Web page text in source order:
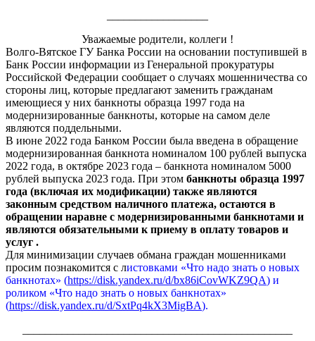
Уважаемые родители, коллеги !
Волго-Вятское ГУ Банка России на основании поступившей в
Банк России информации из Генеральной прокуратуры
Российской Федерации сообщает о случаях мошенничества со
стороны лиц, которые предлагают заменить гражданам
имеющиеся у них банкноты образца 1997 года на
модернизированные банкноты, которые на самом деле
являются поддельными.
В июне 2022 года Банком России была введена в обращение
модернизированная банкнота номиналом 100 рублей выпуска
2022 года, в октябре 2023 года – банкнота номиналом 5000
рублей выпуска 2023 года. При этом банкноты образца 1997
года (включая их модификации) также являются
законным средством наличного платежа, остаются в
обращении наравне с модернизированными банкнотами и
являются обязательными к приему в оплату товаров и
услуг .
Для минимизации случаев обмана граждан мошенниками
просим познакомится с листовками «Что надо знать о новых
банкнотах» (https://disk.yandex.ru/d/bx86iCovWKZ9QA) и
роликом «Что надо знать о новых банкнотах»
(https://disk.yandex.ru/d/SxtPq4kX3MigBA).